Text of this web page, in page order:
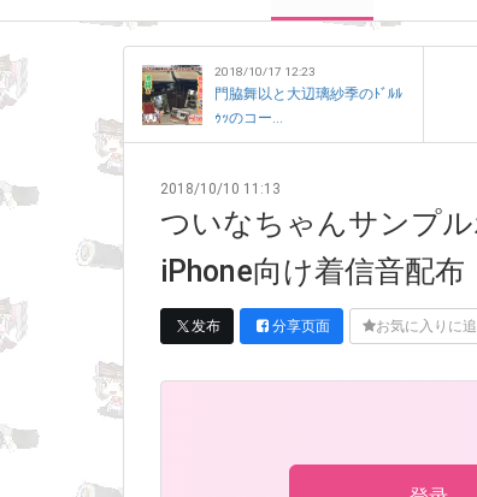
2018/10/17 12:23
門脇舞以と大辺璃紗季のﾄﾞﾙﾙ
ｩｯのコー...
2018/10/10 11:13
ついなちゃんサンプ
iPhone向け着信音配布
发布 分享页面 お気に入りに